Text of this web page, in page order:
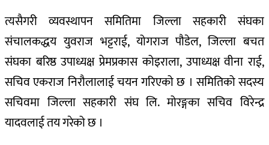
त्यसैगरी व्यवस्थापन समितिमा जिल्ला सहकारी संघका
संचालकद्धय युवराज भट्टराई, योगराज पौडेल, जिल्ला बचत
संघका बरिष्ठ उपाध्यक्ष प्रेमप्रकास कोइराला, उपाध्यक्ष वीना राई,
सचिव एकराज निरौलालाई चयन गरिएको छ । समितिको सदस्य
सचिवमा जिल्ला सहकारी संघ लि. मोरङ्गका सचिव विरेन्द्र
यादवलाई तय गरेको छ ।